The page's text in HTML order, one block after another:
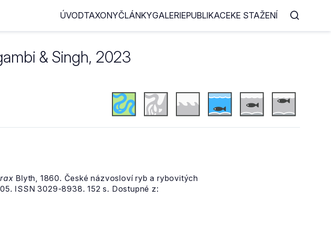
ÚVODTAXONYČLÁNKYGALERIEPUBLIKACEKE STAŽENÍ
& Singh, 2023
Blyth, 1860. České názvosloví ryb a rybovitých
ISSN 3029-8938. 152 s. Dostupné z: